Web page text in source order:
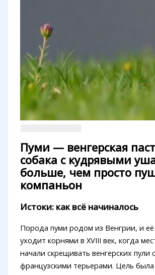
Пуми — венгерская
собака с кудрявыми
больше, чем просто
компаньон
Истоки: как всё начиналось
Порода пуми родом из Венгрии, и
уходит корнями в XVIII век, когда
начали скрещивать венгерских пули
французскими терьерами. Цель была